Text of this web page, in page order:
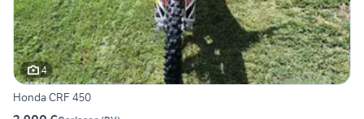
4
Honda CRF 450